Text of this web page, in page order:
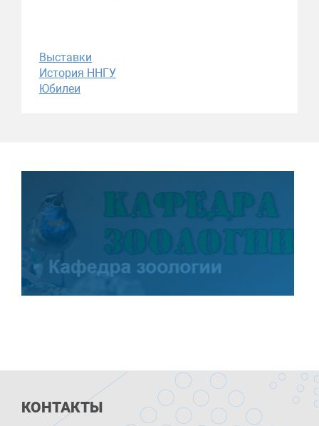
Выставки
История ННГУ
Юбилеи
КОНТАКТЫ